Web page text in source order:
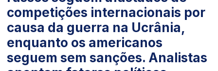
competições internacionais por
causa da guerra na Ucrânia,
enquanto os americanos
seguem sem sanções. Analistas